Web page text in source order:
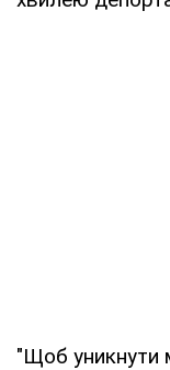
"Щоб уникнути